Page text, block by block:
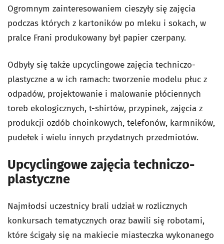
Ogromnym zainteresowaniem cieszyły się zajęcia
podczas których z kartoników po mleku i sokach, w
pralce Frani produkowany był papier czerpany.
Odbyły się także upcyclingowe zajęcia techniczo-
plastyczne a w ich ramach: tworzenie modelu płuc z
odpadów, projektowanie i malowanie płóciennych
toreb ekologicznych, t-shirtów, przypinek, zajęcia z
produkcji ozdób choinkowych, telefonów, karmników,
pudełek i wielu innych przydatnych przedmiotów.
Upcyclingowe zajęcia techniczo-
plastyczne
Najmłodsi uczestnicy brali udział w rozlicznych
konkursach tematycznych oraz bawili się robotami,
które ścigały się na makiecie miasteczka wykonanego